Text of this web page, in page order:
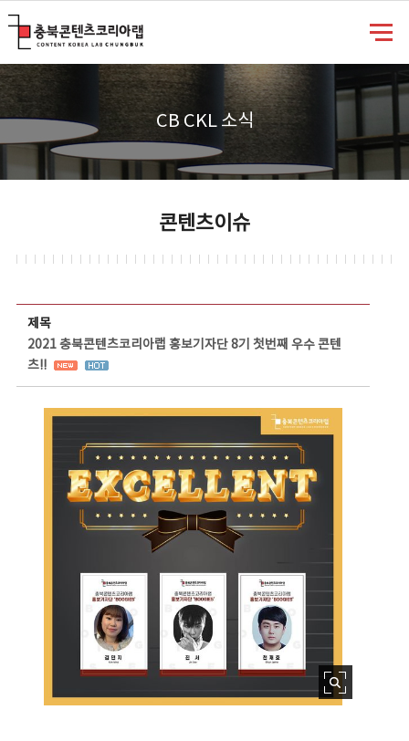
CB CKL 소식
콘텐츠이슈
제목
2021 충북콘텐츠코리아랩 홍보기자단 8기 첫번째 우수 콘텐
츠!!